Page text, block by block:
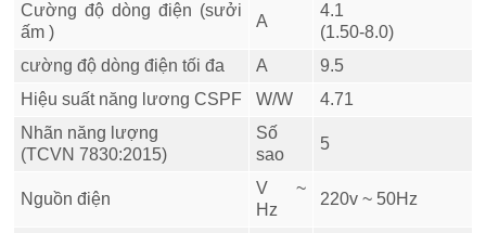
Cường độ dòng điện (sưởi
ấm )
A
4.1
(1.50-8.0)
cường độ dòng điện tối đa
A
9.5
Hiệu suất năng lương CSPF
W/W
4.71
Nhãn năng lượng
(TCVN 7830:2015)
Số
sao
5
Nguồn điện
V ~
Hz
220v ~ 50Hz